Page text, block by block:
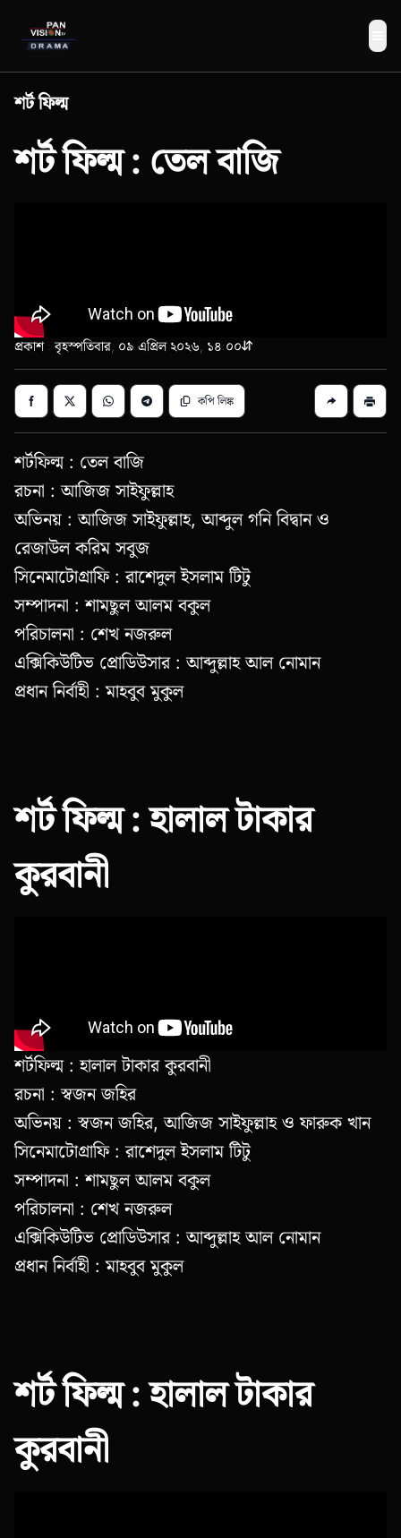
শর্ট ফিল্ম
শর্ট ফিল্ম : তেল বাজি
প্রকাশ : বৃহস্পতিবার, ০৯ এপ্রিল ২০২৬, ১৪:০০
কপি লিঙ্ক
শর্টফিল্ম : তেল বাজি
রচনা : আজিজ সাইফুল্লাহ
অভিনয় : আজিজ সাইফুল্লাহ, আব্দুল গনি বিদ্বান ও
রেজাউল করিম সবুজ
সিনেমাটোগ্রাফি : রাশেদুল ইসলাম টিটু
সম্পাদনা : শামছুল আলম বকুল
পরিচালনা : শেখ নজরুল
এক্সিকিউটিভ প্রোডিউসার : আব্দুল্লাহ আল নোমান
প্রধান নির্বাহী : মাহবুব মুকুল
শর্ট ফিল্ম : হালাল টাকার
কুরবানী
শর্টফিল্ম : হালাল টাকার কুরবানী
রচনা : স্বজন জহির
অভিনয় : স্বজন জহির, আজিজ সাইফুল্লাহ ও ফারুক খান
সিনেমাটোগ্রাফি : রাশেদুল ইসলাম টিটু
সম্পাদনা : শামছুল আলম বকুল
পরিচালনা : শেখ নজরুল
এক্সিকিউটিভ প্রোডিউসার : আব্দুল্লাহ আল নোমান
প্রধান নির্বাহী : মাহবুব মুকুল
শর্ট ফিল্ম : হালাল টাকার
কুরবানী